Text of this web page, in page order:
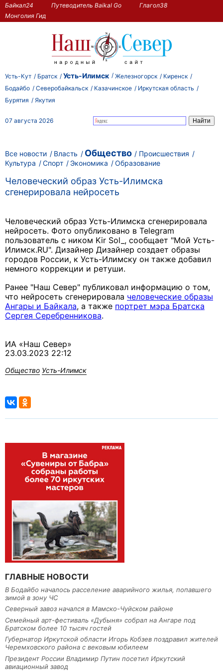
Байкал24 Путеводитель Baikal Go
Глагол38
Монголия Гид
Усть-Кут Братск Усть-Илимск Железногорск
Киренск
Бодайбо
Северобайкальск Казачинское
Иркутская область
Бурятия
Якутия
07 августа 2026
Все новости Власть Общество
Происшествия
Культура
Спорт Экономика Образование
Человеческий образ Усть-Илимска
сгенерировала нейросеть
Человеческий образ Усть-Илимска сгенерировала
нейросеть. Фото опубликовано в Telegram
пользователь с ником Kir Sol_, сообщает "Мой Усть-
Илимск.RU". Дизайнер Дизайнер создает образы
городов России, к Усть-Илимску он также добавил
немного коррекции и ретуши.
Ранее "Наш Север" публиковал информацию о том,
что нейросеть сгенерировала человеческие образы
Ангары и Байкала, а также портрет мэра Братска
Сергея Серебренникова.
ИА «Наш Север»
23.03.2023 22:12
Общество Усть-Илимск
ГЛАВНЫЕ НОВОСТИ
В Бодайбо началось расселение аварийного жилья, попавшего
зимой в зону ЧС
Северный завоз начался в Мамско-Чуйском районе
Семейный арт-фестиваль «Дубыня» собрал на Ангаре под
Братском более 10 тысяч гостей
Губернатор Иркутской области Игорь Кобзев поздравил жителей
Черемховского района с вековым юбилеем
Президент России Владимир Путин посетил Иркутский
авиационный завод